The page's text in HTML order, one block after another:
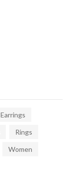
Earrings
Rings
Women